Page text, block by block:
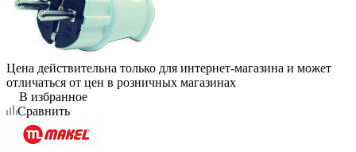
Цена действительна только для интернет-магазина и может
отличаться от цен в розничных магазинах
В избранное
Сравнить